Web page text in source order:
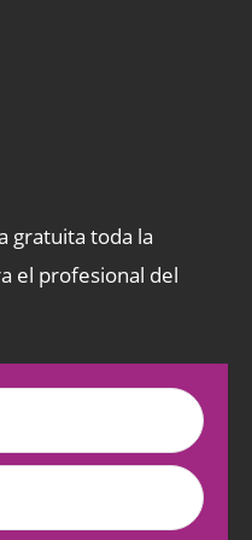
gratuita toda la
el profesional del